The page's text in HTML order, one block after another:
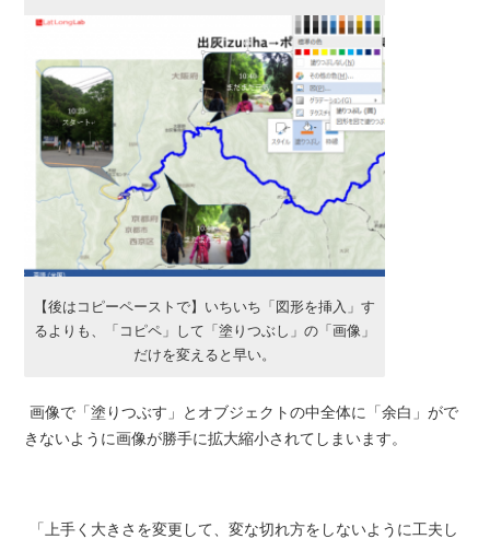
【後はコピーペーストで】いちいち「図形を挿入」す
るよりも、「コピペ」して「塗りつぶし」の「画像」
だけを変えると早い。
画像で「塗りつぶす」とオブジェクトの中全体に「余白」がで
きないように画像が勝手に拡大縮小されてしまいます。
「上手く大きさを変更して、変な切れ方をしないように工夫し